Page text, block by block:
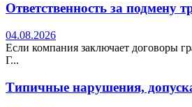
Ответственность за подмену
04.08.2026
Если компания заключает договоры
Г...
Типичные нарушения,